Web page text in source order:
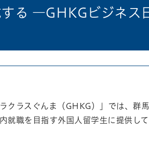
る ―GHKGビジネス
クラスぐんま（GHKG）」では、群
就職を目指す外国人留学生に提供し